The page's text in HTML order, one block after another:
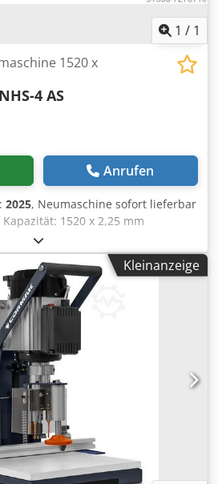
1 / 1
1520 x
NHS-4 AS
Anrufen
2025, Neumaschine sofort lieferbar
1520 x 2,25 mm
-Werkzeugablage
durch Handhebel links/rechts
Kleinanzeige